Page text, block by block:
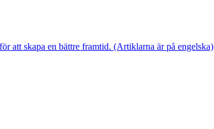
att skapa en bättre framtid. (Artiklarna är på engelska)